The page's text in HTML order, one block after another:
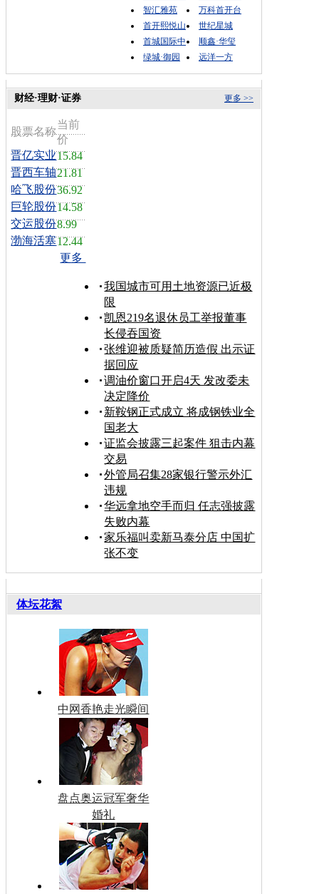
智汇雅苑
万科首开台
首开熙悦山
世纪星城
首城国际中
顺鑫·华玺
绿城·御园
远洋一方
更多 >>
财经·理财·证券
股票名称
当前
价
晋亿实业15.84
晋西车轴21.81
哈飞股份36.92
巨轮股份14.58
交运股份8.99
渤海活塞12.44
更多
我国城市可用土地资源已近极
限
凯恩219名退休员工举报董事
长侵吞国资
张维迎被质疑简历造假 出示证
据回应
调油价窗口开启4天 发改委未
决定降价
新鞍钢正式成立 将成钢铁业全
国老大
证监会披露三起案件 狙击内幕
交易
外管局召集28家银行警示外汇
违规
华远拿地空手而归 任志强披露
失败内幕
家乐福叫卖新马泰分店 中国扩
张不变
体坛花絮
中网香艳走光瞬间
盘点奥运冠军奢华
婚礼